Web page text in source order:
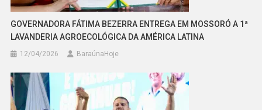
GOVERNADORA FÁTIMA BEZERRA ENTREGA EM MOSSORÓ A 1ª
LAVANDERIA AGROECOLÓGICA DA AMÉRICA LATINA
12/04/2026 BaraúnaHoje